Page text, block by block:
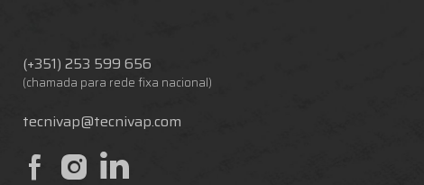
(+351) 253 599 656
(chamada para rede fixa nacional)
tecnivap@tecnivap.com